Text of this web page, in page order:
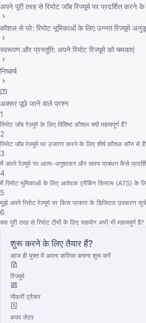
अपने पूरी तरह से रिमोट जॉब रिज्यूमे पर प्रदर्शित
कौशल से परे: रिमोट भूमिकाओं के लिए उन्नत रिज्यूमे
स्वरूपण और प्रस्तुति: अपने रिमोट रिज्यूमे को चमकाएं
निष्कर्ष
अक्सर पूछे जाने वाले प्रश्न
1
रिमोट जॉब रेज़्यूमे के लिए विशिष्ट कौशल क्यों महत्वपूर्ण हैं?
2
रिमोट जॉब रेज़्यूमे पर उजागर करने के लिए शीर्ष कौशल कौन से
3
मैं अपने रेज़्यूमे पर आत्म-अनुशासन और समय प्रबंधन कैसे
4
मैं रिमोट भूमिकाओं के लिए आवेदक ट्रैकिंग सिस्टम (ATS) के
5
मुझे अपने रिमोट रेज़्यूमे पर किस प्रकार के डिजिटल उपकरण
6
क्या पूरी तरह से रिमोट टीमों के लिए सहयोग अभी भी महत्वपूर्ण है?
शुरू करने के लिए तैयार हैं?
आज ही मुफ्त में अपना करियर बनाना शुरू करें
रिज्यूमे
नौकरी ट्रैकर
कवर लेटर